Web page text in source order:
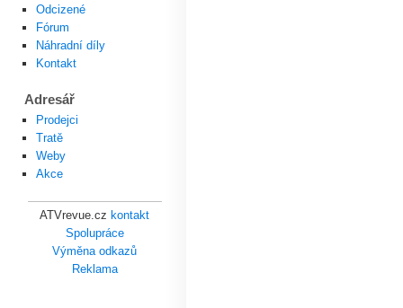
Odcizené
Fórum
Náhradní díly
Kontakt
Adresář
Prodejci
Tratě
Weby
Akce
ATVrevue.cz kontakt
Spolupráce
Výměna odkazů
Reklama